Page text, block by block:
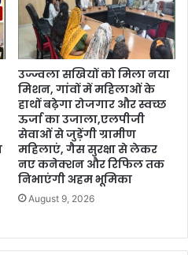
उज्ज्वला सखियों को मिला नया
मिशन, गांवों में महिलाओं के
हाथों बढ़ेगा रोजगार और स्वच्छ
ऊर्जा का उजाला,एलपीजी
सेवाओं से जुड़ेंगी ग्रामीण
महिलाएं, गैस सुरक्षा से लेकर
नए कनेक्शन और रिफिल तक
निभाएंगी अहम भूमिका
August 9, 2026